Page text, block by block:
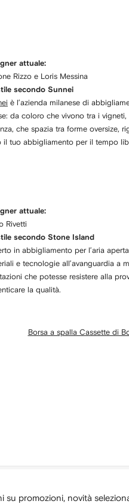
attuale:
Rizzo e Loris Messina
secondo Sunnei
è l’azienda milanese di
da coloro che vivono tra i
che spazia tra forme oversize,
il tuo abbigliamento per il tempo
attuale:
Rivetti
secondo Stone Island
in abbigliamento per l’aria
e tecnologie all’avanguardia a
che potesse resistere alla
la qualità.
Borsa a spalla Cassette di
su promozioni, novità